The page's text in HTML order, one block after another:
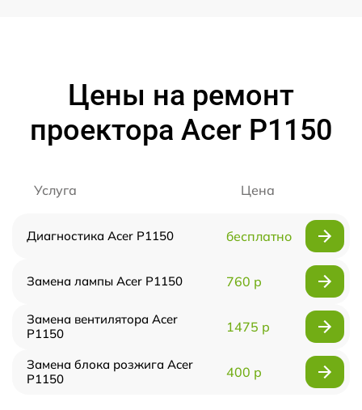
Цены на ремонт
проектора Acer P1150
Услуга Цена
Диагностика Acer P1150 бесплатно
Замена лампы Acer P1150 760 р
Замена вентилятора Acer
P1150
1475 р
Замена блока розжига Acer
P1150
400 р